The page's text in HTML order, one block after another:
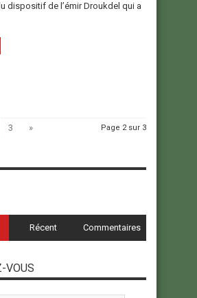
dispositif de l’émir Droukdel qui a
Page 2 sur 3
3 »
Récent Commentaires
VOUS